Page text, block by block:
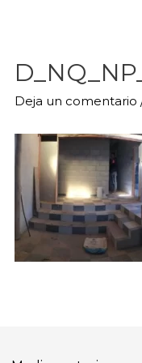
Deja un comentario